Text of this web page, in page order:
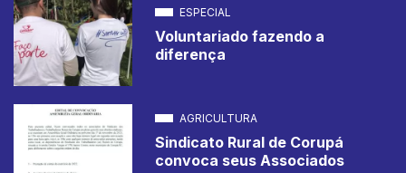
ESPECIAL
Voluntariado fazendo a
diferença
AGRICULTURA
Sindicato Rural de Corupá
convoca seus Associados